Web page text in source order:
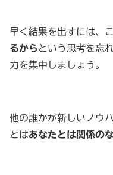
早く結果を出すには、
るからという思考を忘
力を集中しましょう。
他の誰かが新しいノウ
とはあなたとは関係の